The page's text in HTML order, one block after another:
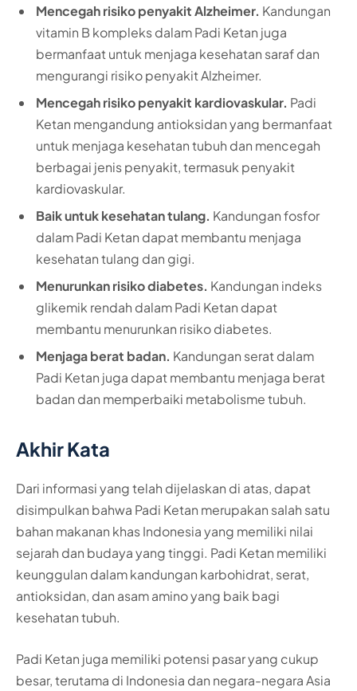
Mencegah risiko penyakit Alzheimer. Kandungan
vitamin B kompleks dalam Padi Ketan juga
bermanfaat untuk menjaga kesehatan saraf dan
mengurangi risiko penyakit Alzheimer.
Mencegah risiko penyakit kardiovaskular. Padi
Ketan mengandung antioksidan yang bermanfaat
untuk menjaga kesehatan tubuh dan mencegah
berbagai jenis penyakit, termasuk penyakit
kardiovaskular.
Baik untuk kesehatan tulang. Kandungan fosfor
dalam Padi Ketan dapat membantu menjaga
kesehatan tulang dan gigi.
Menurunkan risiko diabetes. Kandungan indeks
glikemik rendah dalam Padi Ketan dapat
membantu menurunkan risiko diabetes.
Menjaga berat badan. Kandungan serat dalam
Padi Ketan juga dapat membantu menjaga berat
badan dan memperbaiki metabolisme tubuh.
Akhir Kata
Dari informasi yang telah dijelaskan di atas, dapat
disimpulkan bahwa Padi Ketan merupakan salah satu
bahan makanan khas Indonesia yang memiliki nilai
sejarah dan budaya yang tinggi. Padi Ketan memiliki
keunggulan dalam kandungan karbohidrat, serat,
antioksidan, dan asam amino yang baik bagi
kesehatan tubuh.
Padi Ketan juga memiliki potensi pasar yang cukup
besar, terutama di Indonesia dan negara-negara Asia